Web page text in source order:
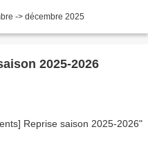
-> décembre 2025
2025-2026